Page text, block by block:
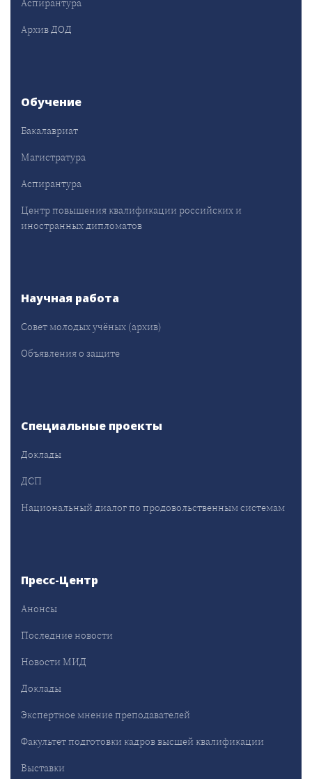
Аспирантура
Архив ДОД
Обучение
Бакалавриат
Магистратура
Аспирантура
Центр повышения квалификации российских и
иностранных дипломатов
Научная работа
Совет молодых учёных (архив)
Объявления о защите
Специальные проекты
Доклады
ДСП
Национальный диалог по продовольственным системам
Пресс-Центр
Анонсы
Последние новости
Новости МИД
Доклады
Экспертное мнение преподавателей
Факультет подготовки кадров высшей квалификации
Выставки